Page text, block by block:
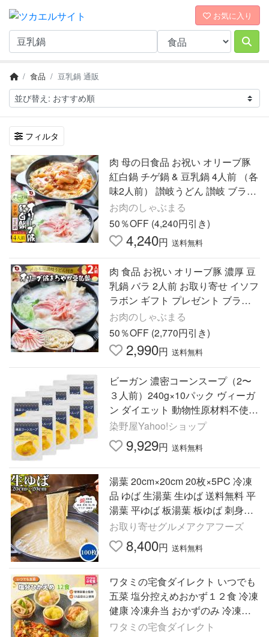
お気に入り
食品 豆乳鍋 通販
フィルタ
肉 母の日食品 お祝い オリーブ豚
紅白鍋 チゲ鍋 & 豆乳鍋 4人前 （各
味2人前） 讃岐うどん 讃岐 ブラン
ド豚 お取り寄せ 記念 爆買
お肉のしゃぶまる
50％OFF (4,240円引き)
4,240円 送料無料
肉 食品 お祝い オリーブ豚 濃厚 豆
乳鍋 バラ 2人前 お取り寄せ イソフ
ラボン ギフト プレゼント ブラン
ド豚 送料無料 贈り物 贈答 祝い 鍋
爆買
お肉のしゃぶまる
50％OFF (2,770円引き)
2,990円 送料無料
ビーガン 濃密コーンスープ（2〜
３人前）240g×10パック ヴィーガ
ン ダイエット 動物性原材料不使用
染野屋
染野屋Yahoo!ショップ
9,929円 送料無料
湯葉 20cm×20cm 20枚×5PC 冷凍
品 ゆば 生湯葉 生ゆば 送料無料 平
湯葉 平ゆば 板湯葉 板ゆば 刺身湯
葉 刺身ゆば 引き上げ湯葉 湯葉鍋
豆乳鍋 大豆製品 鍋物
お取り寄せグルメアクアフーズ
8,400円 送料無料
ワタミの宅食ダイレクト いつでも
五菜 塩分控えめおかず１２食 冷凍
健康 冷凍弁当 おかずのみ 冷凍食
品 弁当おかず 時短 冷凍惣菜 お試
ワタミの宅食ダイレクト